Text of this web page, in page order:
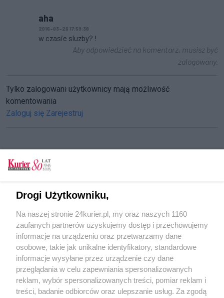
aha
2016-03-26 17:59:38
w czasie sluzby? !
Aby odpowiedzieć na komentarz, musisz być
zalogowany.
Tylko zalogowani użytkownicy mają możliwość
komentowania
Zaloguj się Zarejestruj
CZYTAJ TAKŻE
W Wielką Sobotę sklepy są czynne krócej
Wielka Sobota - w kościołach święcenie
pokarmów
POGODA
17℃
Drogi Użytkowniku,
Na naszej stronie 24kurier.pl, my oraz naszych 1160
zaufanych partnerów uzyskujemy dostęp i przechowujemy
informacje na urządzeniu oraz przetwarzamy dane
osobowe, takie jak unikalne identyfikatory, standardowe
informacje wysyłane przez urządzenie czy dane
przeglądania w celu zapewniania spersonalizowanych
reklam, wybór spersonalizowanych treści, pomiar reklam i
treści, badanie odbiorców oraz ulepszanie usług. Za zgodą